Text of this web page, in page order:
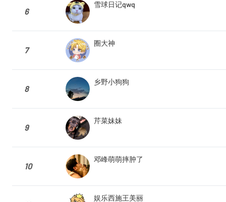
6
雪球日记qwq
7
圈大神
8
乡野小狗狗
9
芹菜妹妹
10
邓峰萌萌摔肿了
娱乐西施王美丽